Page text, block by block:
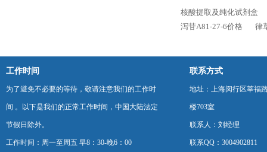
核酸提取及纯化试剂盒
泻苷A81-27-6价格
律
工作时间
为了避免不必要的等待，敬请注意我们的工作时
间 。以下是我们的正常工作时间，中国大陆法定
节假日除外。
工作时间：周一至周五 早8：30-晚6：00
联系方式
地址：上海闵行区莘福
楼703室
联系人：刘经理
联系QQ：3004902811